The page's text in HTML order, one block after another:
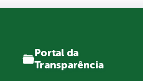
Portal da
Transparência